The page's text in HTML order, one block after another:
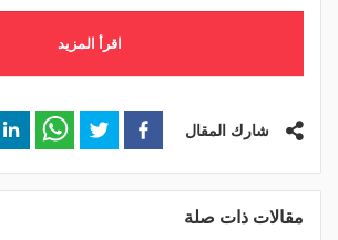
اقرأ المزيد
شارك المقال
مقالات ذات صلة